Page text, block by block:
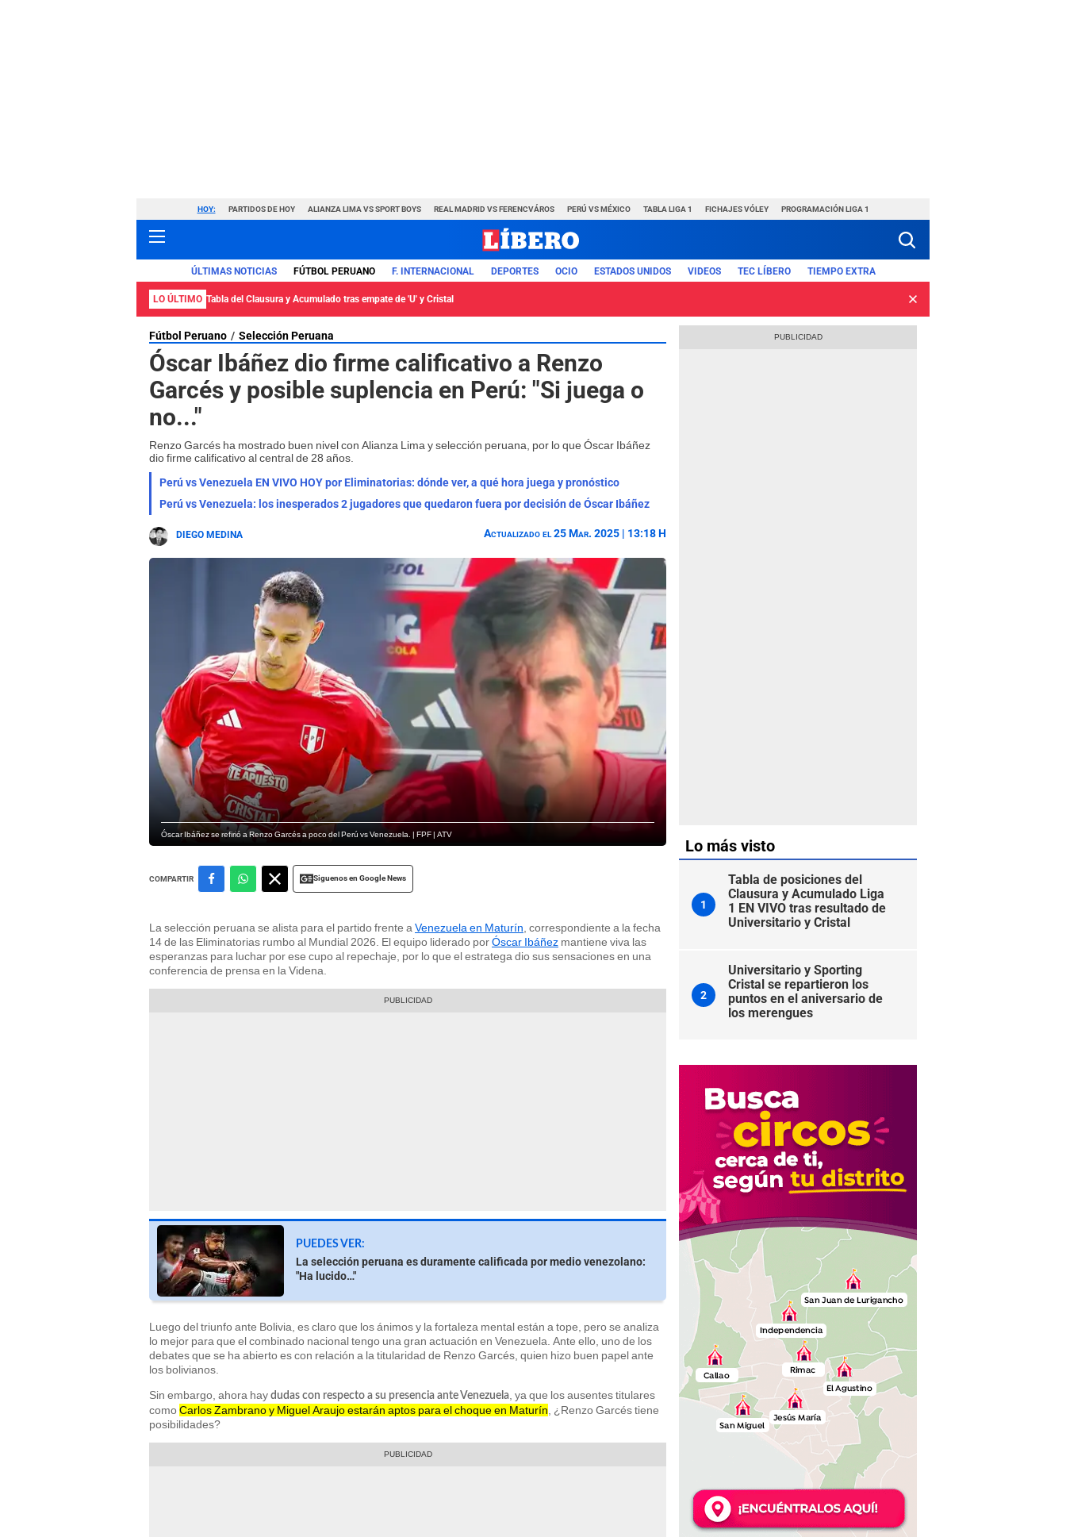
HOY: PARTIDOS DE HOY ALIANZA LIMA VS SPORT BOYS REAL MADRID VS FERENCVÁROS PERÚ VS MÉXICO TABLA LIGA 1 FICHAJES VÓLEY PROGRAMACIÓN LIGA 1
ÚLTIMAS NOTICIAS FÚTBOL PERUANO F. INTERNACIONAL DEPORTES OCIO ESTADOS UNIDOS VIDEOS TEC LÍBERO TIEMPO EXTRA
LO ÚLTIMO Tabla del Clausura y Acumulado tras empate de 'U' y Cristal
Fútbol Peruano Selección Peruana
Óscar Ibáñez dio firme calificativo a Renzo
Garcés y posible suplencia en Perú: "Si juega o
no..."
Renzo Garcés ha mostrado buen nivel con Alianza Lima y selección peruana, por lo que Óscar Ibáñez
dio firme calificativo al central de 28 años.
Perú vs Venezuela EN VIVO HOY por Eliminatorias: dónde ver, a qué hora juega y pronóstico
Perú vs Venezuela: los inesperados 2 jugadores que quedaron fuera por decisión de Óscar Ibáñez
DIEGO MEDINA Actualizado el 25 Mar. 2025 | 13:18 H
Óscar Ibáñez se refirió a Renzo Garcés a poco del Perú vs Venezuela. | FPF | ATV
COMPARTIR Siguenos en Google News
La selección peruana se alista para el partido frente a Venezuela en Maturín , correspondiente a la fecha
14 de las Eliminatorias rumbo al Mundial 2026. El equipo liderado porÓscar Ibáñez mantiene viva las
esperanzas para luchar por ese cupo al repechaje, por lo que el estratega dio sus sensaciones en una
conferencia de prensa en la Videna.
PUEDES VER:
La selección peruana es duramente calificada por medio venezolano:
"Ha lucido…"
Luego del triunfo ante Bolivia, es claro que los ánimos y la fortaleza mental están a tope, pero se analiza
lo mejor para que el combinado nacional tengo una gran actuación en Venezuela. Ante ello, uno de los
debates que se ha abierto es con relación a la titularidad de Renzo Garcés, quien hizo buen papel ante
los bolivianos.
Sin embargo, ahora hay dudas con respecto a su presencia ante Venezuela , ya que los ausentes titulares
comoCarlos Zambrano y Miguel Araujo estarán aptos para el choque en Maturín , ¿Renzo Garcés tiene
posibilidades?
Lo más visto
1
Tabla de posiciones del
Clausura y Acumulado Liga
1 EN VIVO tras resultado de
Universitario y Cristal
2
Universitario y Sporting
Cristal se repartieron los
puntos en el aniversario de
los merengues